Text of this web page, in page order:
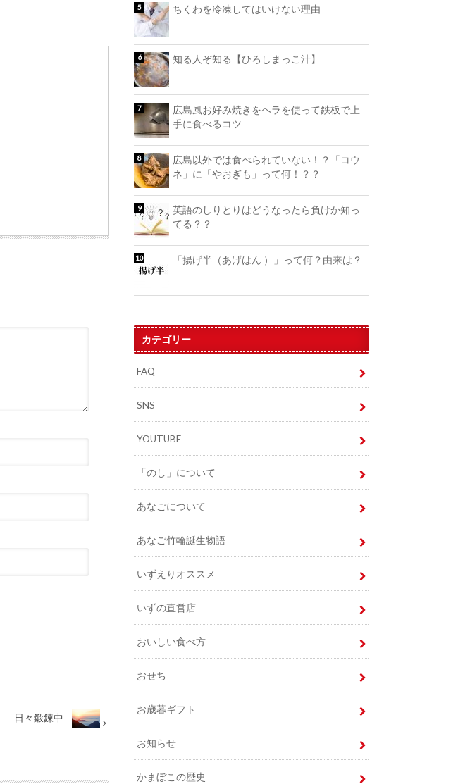
日々鍛錬中
ちくわを冷凍してはいけない理由
知る人ぞ知る【ひろしまっこ汁】
広島風お好み焼きをヘラを使って鉄板で上
手に食べるコツ
広島以外では食べられていない！？「コウ
ネ」に「やおぎも」って何！？？
英語のしりとりはどうなったら負けか知っ
てる？？
「揚げ半（あげはん ）」って何？由来は？
カテゴリー
FAQ
SNS
YOUTUBE
「のし」について
あなごについて
あなご竹輪誕生物語
いずえりオススメ
いずの直営店
おいしい食べ方
おせち
お歳暮ギフト
お知らせ
かまぼこの歴史